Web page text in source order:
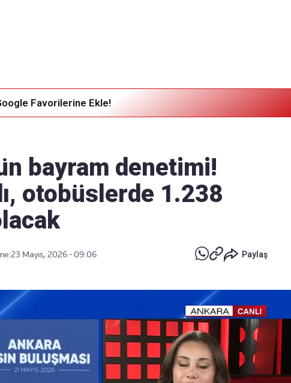
Favorilerine Ekle!
bayram denetimi!
otobüslerde 1.238
23 Mayıs, 2026 - 09:06 Paylaş